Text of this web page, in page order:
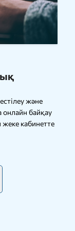
және
онлайн байқау
кабинетте